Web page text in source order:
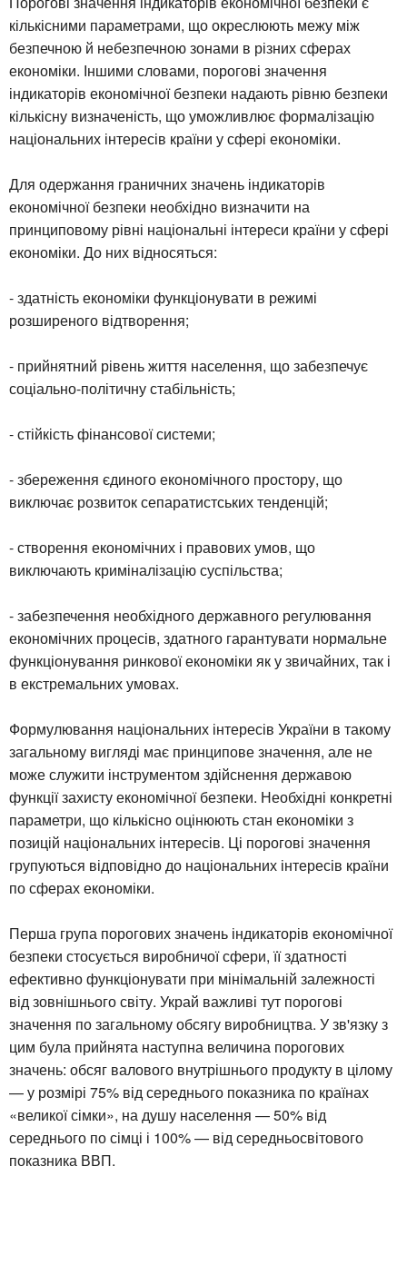
кількісними параметрами, що окреслюють межу між
безпечною й небезпечною зонами в різних сферах
економіки. Іншими словами, порогові значення
індикаторів економічної безпеки надають рівню безпеки
кількісну визначеність, що уможливлює формалізацію
національних інтересів країни у сфері економіки.
Для одержання граничних значень індикаторів
економічної безпеки необхідно визначити на
принциповому рівні національні інтереси країни у сфері
економіки. До них відносяться:
- здатність економіки функціонувати в режимі
розширеного відтворення;
- прийнятний рівень життя населення, що забезпечує
соціально-політичну стабільність;
- стійкість фінансової системи;
- збереження єдиного економічного простору, що
виключає розвиток сепаратистських тенденцій;
- створення економічних і правових умов, що
виключають криміналізацію суспільства;
- забезпечення необхідного державного регулювання
економічних процесів, здатного гарантувати нормальне
функціонування ринкової економіки як у звичайних, так і
в екстремальних умовах.
Формулювання національних інтересів України в такому
загальному вигляді має принципове значення, але не
може служити інструментом здійснення державою
функції захисту економічної безпеки. Необхідні конкретні
параметри, що кількісно оцінюють стан економіки з
позицій національних інтересів. Ці порогові значення
групуються відповідно до національних інтересів країни
по сферах економіки.
Перша група порогових значень індикаторів економічної
безпеки стосується виробничої сфери, її здатності
ефективно функціонувати при мінімальній залежності
від зовнішнього світу. Украй важливі тут порогові
значення по загальному обсягу виробництва. У зв'язку з
цим була прийнята наступна величина порогових
значень: обсяг валового внутрішнього продукту в цілому
— у розмірі 75% від середнього показника по країнах
«великої сімки», на душу населення — 50% від
середнього по сімці і 100% — від середньосвітового
показника ВВП.